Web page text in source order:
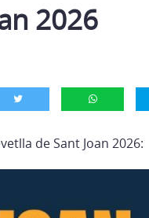
2026
de Sant Joan 2026: